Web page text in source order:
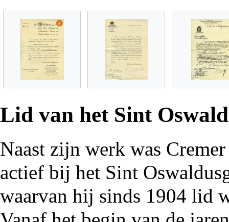
Lid van het Sint
Naast zijn werk was
actief bij het Sint
waarvan hij sinds 1904 lid